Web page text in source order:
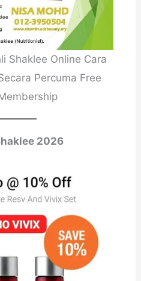
Shaklee Online Cara
Percuma Free
2026